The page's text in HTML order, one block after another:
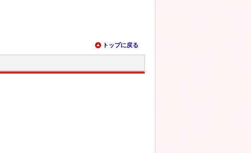
トップに戻る